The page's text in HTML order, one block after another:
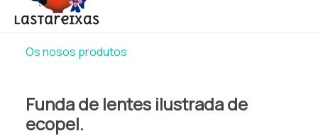
Os nosos produtos
Funda de lentes ilustrada de
ecopel.